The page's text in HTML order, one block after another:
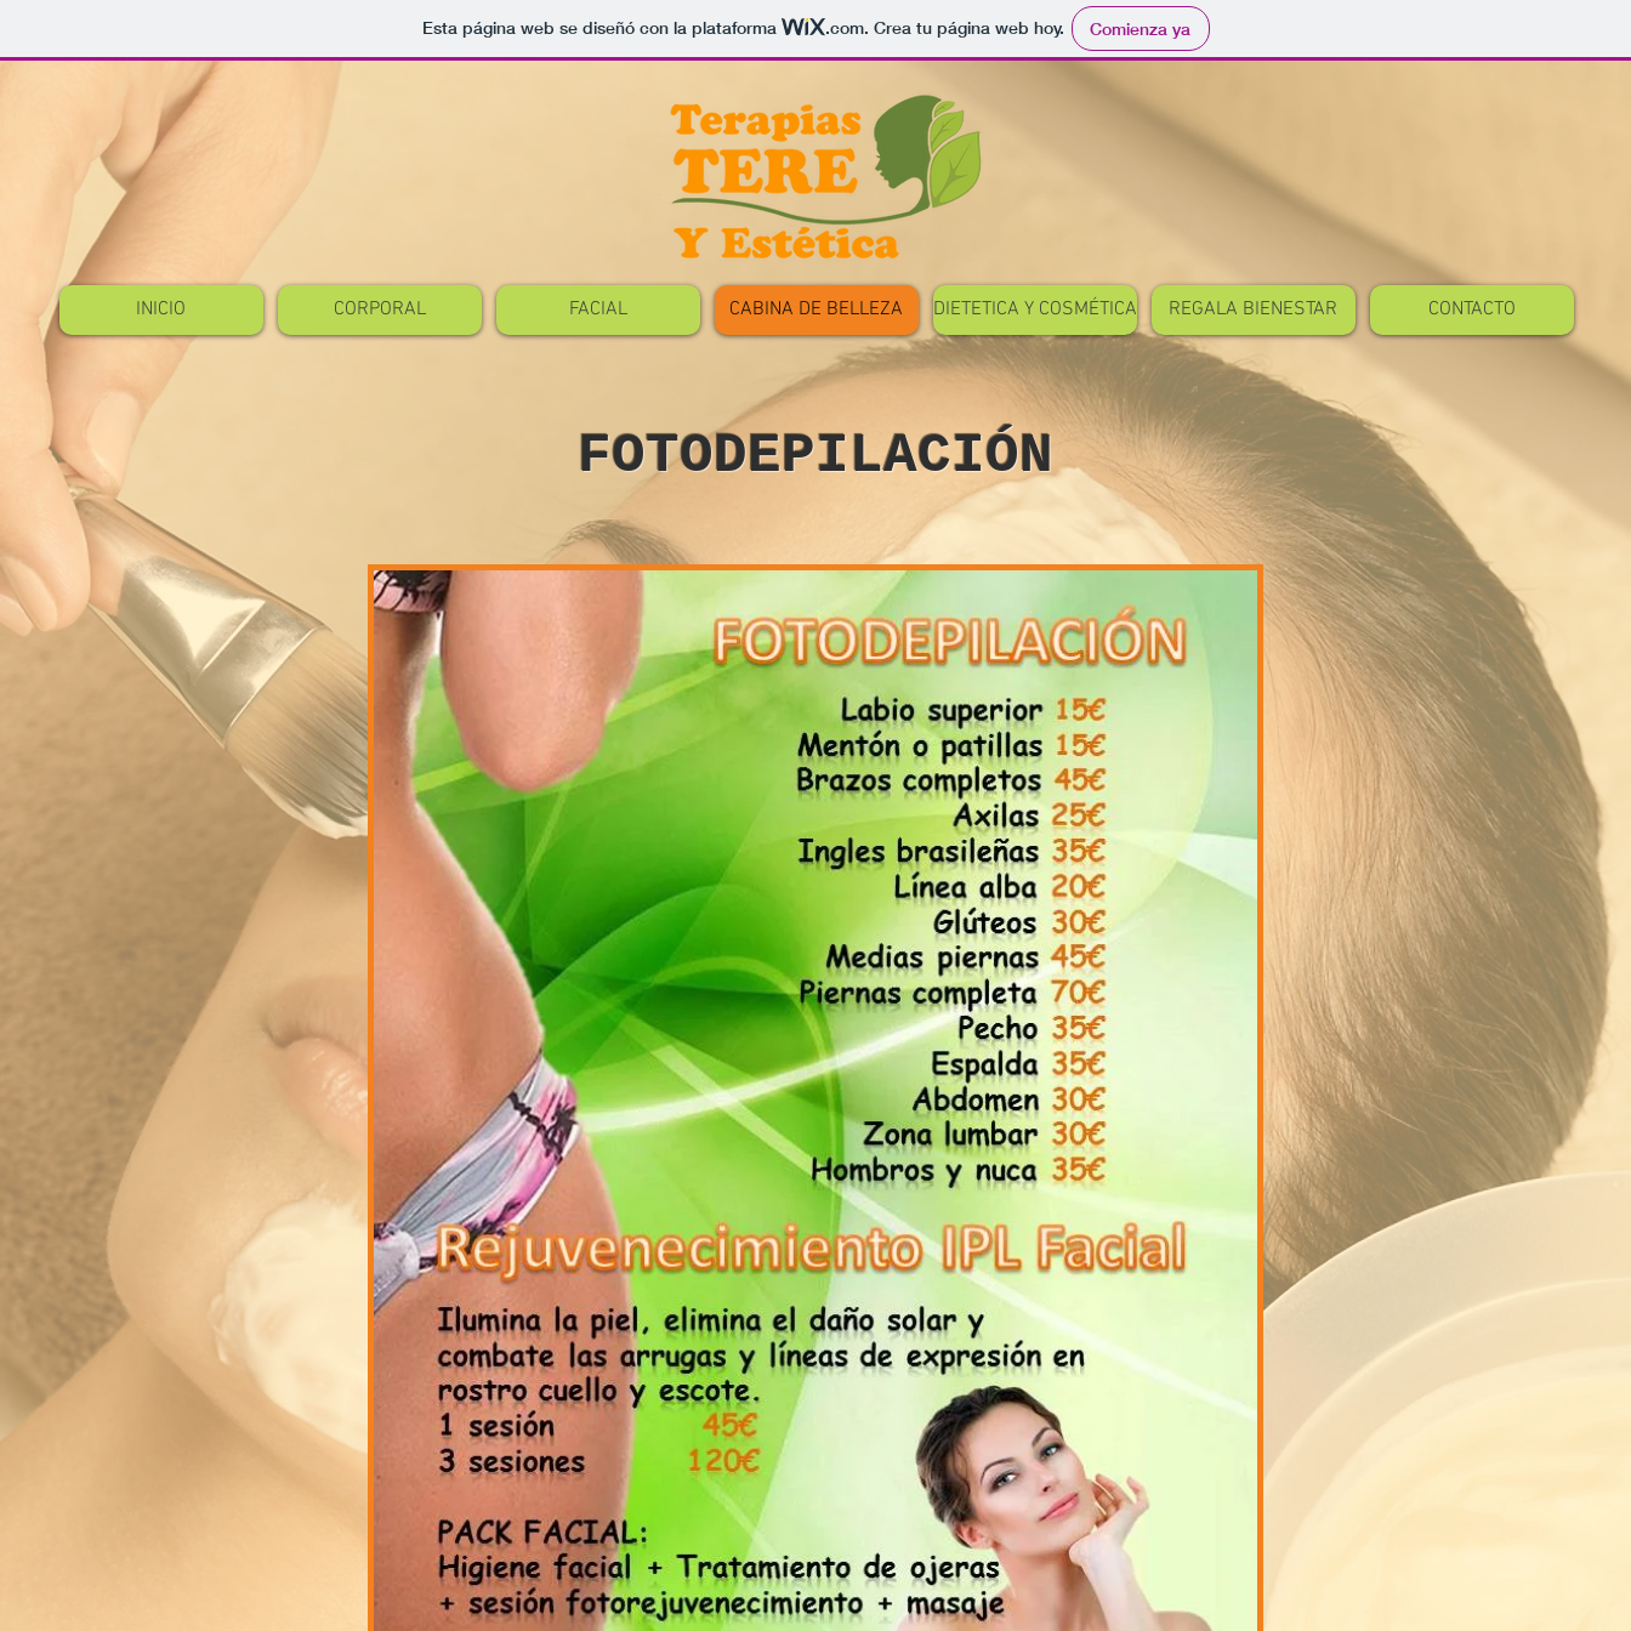
Esta página web se diseñó con la plataforma .com. Crea tu página web hoy. Comienza ya
INICIO CORPORAL FACIAL CABINA DE BELLEZA DIETETICA Y COSMÉTICA REGALA BIENESTAR CONTACTO
FOTODEPILACIÓN